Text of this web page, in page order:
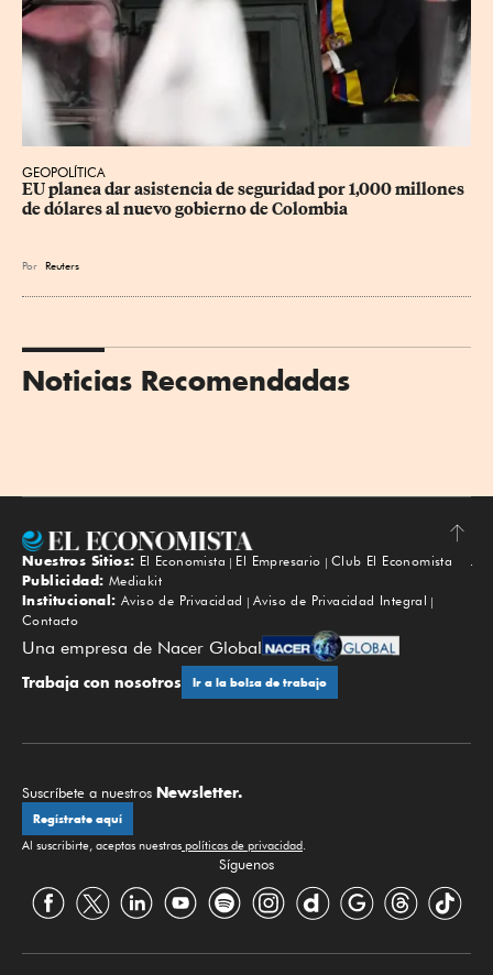
GEOPOLÍTICA
EU planea dar asistencia de seguridad por 1,000 millones
de dólares al nuevo gobierno de Colombia
Por Reuters
Noticias Recomendadas
Subir
Nuestros Sitios: El Economista El Empresario
Club El Economista
Publicidad: Mediakit
Institucional: Aviso de Privacidad
Aviso de Privacidad Integral
Contacto
Una empresa de Nacer Global
Trabaja con nosotros Ir a la bolsa de trabajo
Suscríbete a nuestros Newsletter.
Regístrate aquí
Al suscribirte, aceptas nuestras políticas de privacidad
Síguenos